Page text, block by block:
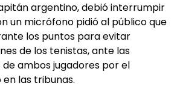
argentino, debió interrumpir
un micrófono pidió al público que
los puntos para evitar
de los tenistas, ante las
ambos jugadores por el
las tribunas.